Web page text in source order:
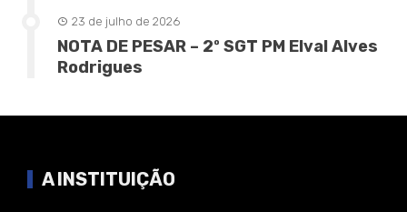
23 de julho de 2026
NOTA DE PESAR – 2º SGT PM Elval Alves
Rodrigues
A INSTITUIÇÃO